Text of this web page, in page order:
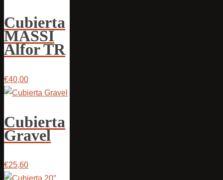
Cubierta
MASSI
Alfor TR
€40,00
Cubierta
Gravel
€25,60